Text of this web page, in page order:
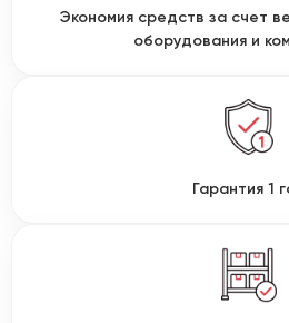
Экономия средств за счет
оборудования и
Гарантия 1